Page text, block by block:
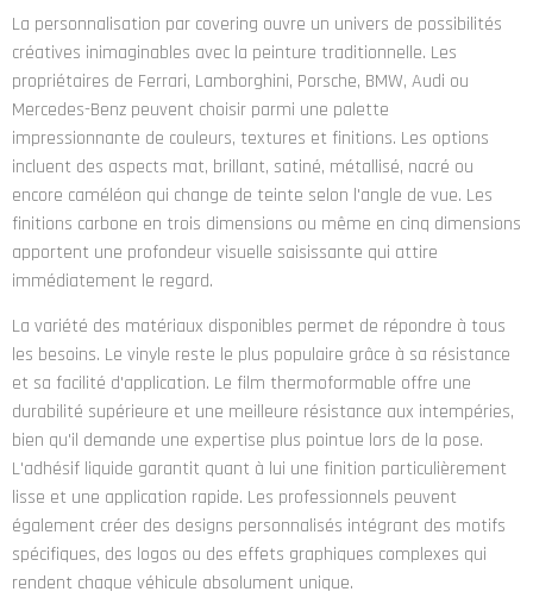
La personnalisation par covering ouvre un univers de possibilités
créatives inimaginables avec la peinture traditionnelle. Les
propriétaires de Ferrari, Lamborghini, Porsche, BMW, Audi ou
Mercedes-Benz peuvent choisir parmi une palette
impressionnante de couleurs, textures et finitions. Les options
incluent des aspects mat, brillant, satiné, métallisé, nacré ou
encore caméléon qui change de teinte selon l'angle de vue. Les
finitions carbone en trois dimensions ou même en cinq dimensions
apportent une profondeur visuelle saisissante qui attire
immédiatement le regard.
La variété des matériaux disponibles permet de répondre à tous
les besoins. Le vinyle reste le plus populaire grâce à sa résistance
et sa facilité d'application. Le film thermoformable offre une
durabilité supérieure et une meilleure résistance aux intempéries,
bien qu'il demande une expertise plus pointue lors de la pose.
L'adhésif liquide garantit quant à lui une finition particulièrement
lisse et une application rapide. Les professionnels peuvent
également créer des designs personnalisés intégrant des motifs
spécifiques, des logos ou des effets graphiques complexes qui
rendent chaque véhicule absolument unique.